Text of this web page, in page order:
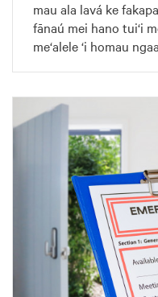
mau ala lavá ke
fānaú mei hano tui‘i
me‘alele ‘i homau